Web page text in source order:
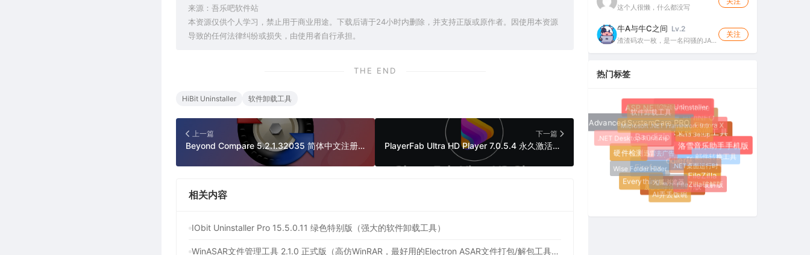
来源：吾乐吧软件站
本资源仅供个人学习，禁止用于商业用途。下载后请于24小时内删除，并支持正版或原作者。因使用本资源
导致的任何法律纠纷或损失，由使用者自行承担。
THE END
HiBit Uninstaller 软件卸载工具
上一篇
Beyond Compare 5.2.1.32035 简体中文注册版（超强文件/夹比较工具）
下一篇
PlayerFab Ultra HD Player 7.0.5.4 永久激活版（非常专业的4K蓝光影音播放软件，原名DVDFab Player）
相关内容
IObit Uninstaller Pro 15.5.0.11 绿色特别版（强大的软件卸载工具）
WinASAR文件管理工具 2.1.0 正式版（高仿WinRAR，最好用的Electron ASAR文件打包/解包工具、压缩/解压工具）
这个人很懒，什么都没写
牛A与牛C之间 Lv.2
渣渣码农一枚，是一名闷骚的JA…
关注
热门标签
Fiddler破解版
WinASAR文件管理工具
Bandizip
Firefox
威力导演破解版
FileZilla
洛雪音乐助手手机版
HWiNFO
ASP.NET Core Runtime
Advanced SystemCare PRO
硬件检测
Everything
AI弄丢饭碗
FileZilla破解版
邮件转换工具
Filmora X
IObit Uninstaller
软件卸载工具
.NET Desktop Runtime
Wise Folder Hider
火狐浏览器
.NET桌面运行时
Inno Setup
Microsoft .NET Framework 9.0
迅雷去广告